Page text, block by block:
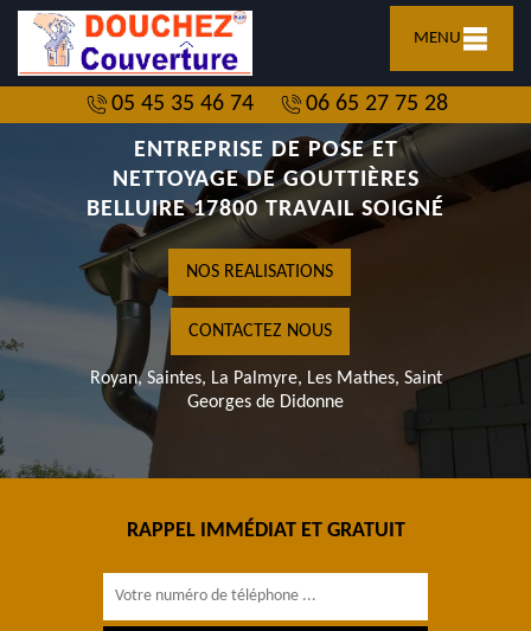
MENU
05 45 35 46 74
06 65 27 75 28
ENTREPRISE DE POSE ET
NETTOYAGE DE GOUTTIÈRES
BELLUIRE 17800 TRAVAIL SOIGNÉ
NOS REALISATIONS
CONTACTEZ NOUS
Royan, Saintes, La Palmyre, Les Mathes, Saint
Georges de Didonne
RAPPEL IMMÉDIAT ET GRATUIT